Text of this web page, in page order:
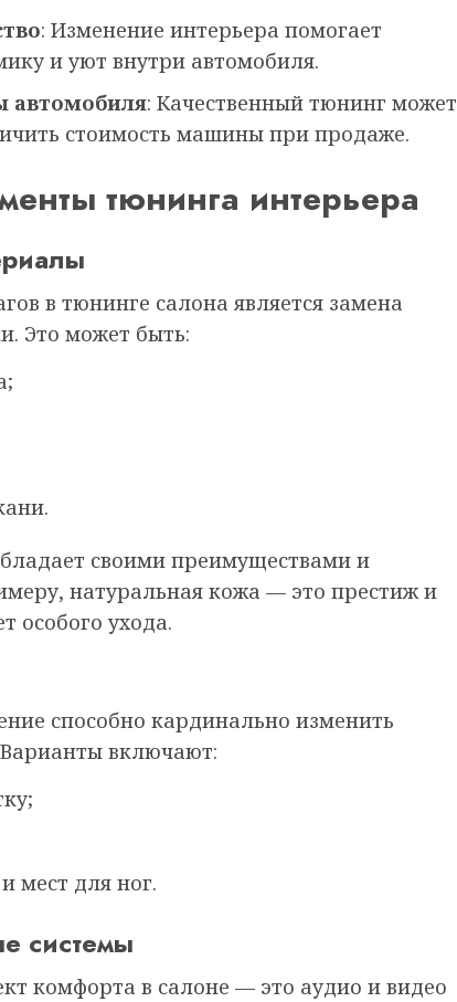
: Изменение интерьера помогает
и уют внутри автомобиля.
автомобиля: Качественный тюнинг может
стоимость машины при продаже.
тюнинга интерьера
в тюнинге салона является замена
Это может быть:
своими преимуществами и
натуральная кожа — это престиж и
особого ухода.
способно кардинально изменить
включают:
мест для ног.
системы
комфорта в салоне — это аудио и видео